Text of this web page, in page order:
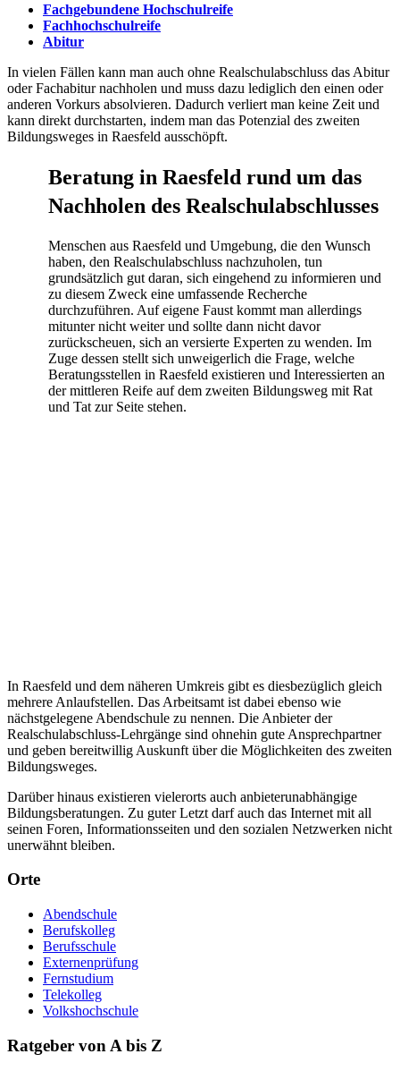
Fachgebundene Hochschulreife
Fachhochschulreife
Abitur
In vielen Fällen kann man auch ohne Realschulabschluss das Abitur
oder Fachabitur nachholen und muss dazu lediglich den einen oder
anderen Vorkurs absolvieren. Dadurch verliert man keine Zeit und
kann direkt durchstarten, indem man das Potenzial des zweiten
Bildungsweges in Raesfeld ausschöpft.
Beratung in Raesfeld rund um das
Nachholen des Realschulabschlusses
Menschen aus Raesfeld und Umgebung, die den Wunsch
haben, den Realschulabschluss nachzuholen, tun
grundsätzlich gut daran, sich eingehend zu informieren und
zu diesem Zweck eine umfassende Recherche
durchzuführen. Auf eigene Faust kommt man allerdings
mitunter nicht weiter und sollte dann nicht davor
zurückscheuen, sich an versierte Experten zu wenden. Im
Zuge dessen stellt sich unweigerlich die Frage, welche
Beratungsstellen in Raesfeld existieren und Interessierten an
der mittleren Reife auf dem zweiten Bildungsweg mit Rat
und Tat zur Seite stehen.
In Raesfeld und dem näheren Umkreis gibt es diesbezüglich gleich
mehrere Anlaufstellen. Das Arbeitsamt ist dabei ebenso wie
nächstgelegene Abendschule zu nennen. Die Anbieter der
Realschulabschluss-Lehrgänge sind ohnehin gute Ansprechpartner
und geben bereitwillig Auskunft über die Möglichkeiten des zweiten
Bildungsweges.
Darüber hinaus existieren vielerorts auch anbieterunabhängige
Bildungsberatungen. Zu guter Letzt darf auch das Internet mit all
seinen Foren, Informationsseiten und den sozialen Netzwerken nicht
unerwähnt bleiben.
Orte
Abendschule
Berufskolleg
Berufsschule
Externenprüfung
Fernstudium
Telekolleg
Volkshochschule
Ratgeber von A bis Z